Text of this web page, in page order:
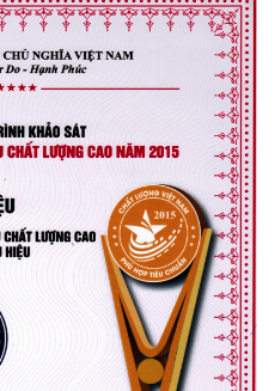
HÌNH VUÔNG
HẢI SẢN